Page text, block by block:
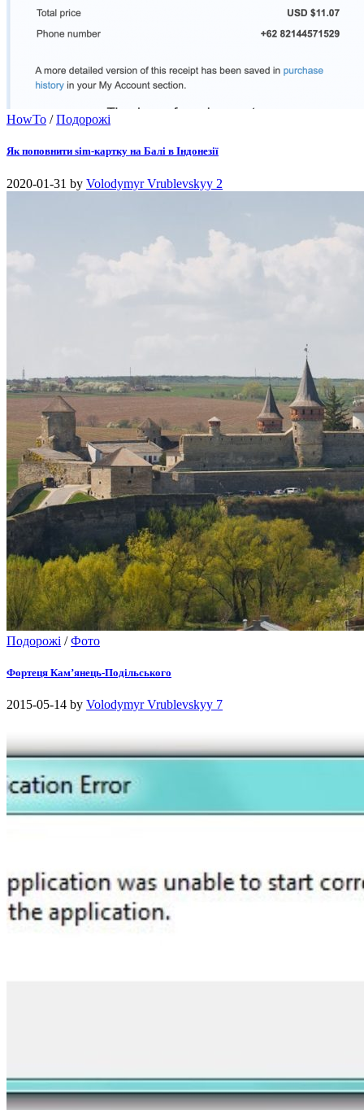
HowTo /Подорожі
Як поповнити sim-картку на Балі в Індонезії
2020-01-31 by Volodymyr Vrublevskyy 2
Подорожі /Фото
Фортеця Кам’янець-Подільського
2015-05-14 by Volodymyr Vrublevskyy 7